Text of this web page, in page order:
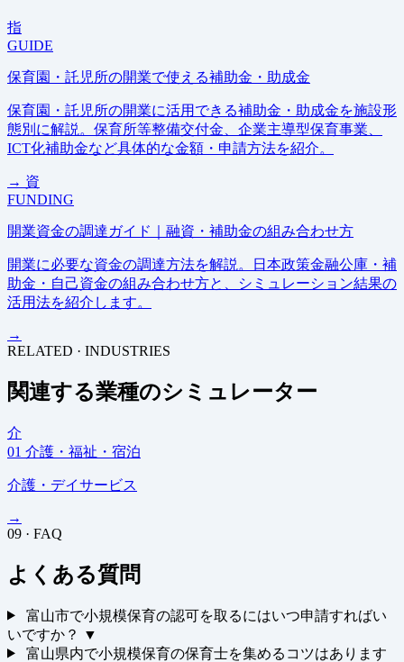
指
GUIDE
保育園・託児所の開業で使える補助金・助成金
保育園・託児所の開業に活用できる補助金・助成金を施設形
態別に解説。保育所等整備交付金、企業主導型保育事業、
ICT化補助金など具体的な金額・申請方法を紹介。
→ 資
FUNDING
開業資金の調達ガイド｜融資・補助金の組み合わせ方
開業に必要な資金の調達方法を解説。日本政策金融公庫・補
助金・自己資金の組み合わせ方と、シミュレーション結果の
活用法を紹介します。
→
RELATED · INDUSTRIES
関連する業種のシミュレーター
介
01 介護・福祉・宿泊
介護・デイサービス
→
09 · FAQ
よくある質問
富山市で小規模保育の認可を取るにはいつ申請すればい
いですか？
▼
富山県内で小規模保育の保育士を集めるコツはあります